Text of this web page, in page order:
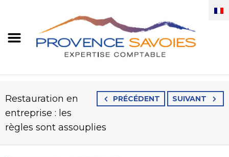
PRÉCÉDENT SUIVANT
Restauration en
entreprise : les
règles sont assouplies